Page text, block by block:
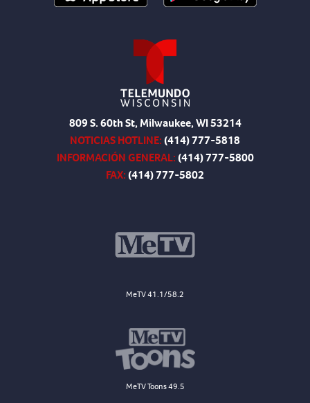
809 S. 60th St, Milwaukee, WI 53214
NOTICIAS HOTLINE:(414) 777-5818
INFORMACIÓN GENERAL:(414) 777-5800
FAX:(414) 777-5802
MeTV 41.1/58.2
MeTV Toons 49.5